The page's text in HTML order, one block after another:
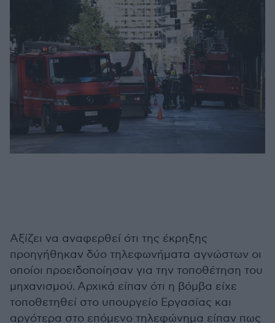
Αξίζει να αναφερθεί ότι της έκρηξης
προηγήθηκαν δύο τηλεφωνήματα αγνώστων οι
οποίοι προειδοποίησαν για την τοποθέτηση του
μηχανισμού. Αρχικά είπαν ότι η βόμβα είχε
τοποθετηθεί στο υπουργείο Εργασίας και
αργότερα στο επόμενο τηλεφώνημα είπαν πως